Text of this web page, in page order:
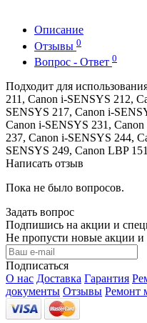
Описание
Отзывы 0
Вопрос - Ответ 0
Подходит для
211, Canon i-SENSYS 212,
SENSYS 217, Canon i-
Canon i-SENSYS 231,
237, Canon i-SENSYS 244,
SENSYS 249, Canon LBP 151
Написать отзыв
Пока не было вопросов.
Задать вопрос
Подпишись на акции и
Не пропусти новые акции и
Подписаться
О нас Доставка Гарантия
документы Отзывы Ремонт